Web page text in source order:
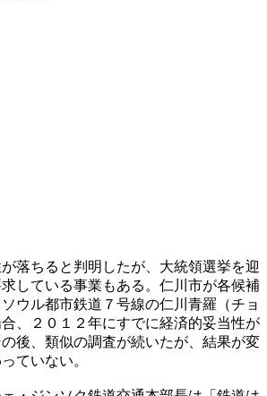
落ちると判明したが、大統領選挙を迎
している事業もある。仁川市が各候補
ウル都市鉄道７号線の仁川青羅（チョ
、２０１２年にすでに経済的妥当性が
後、類似の調査が続いたが、結果が変
ていない。